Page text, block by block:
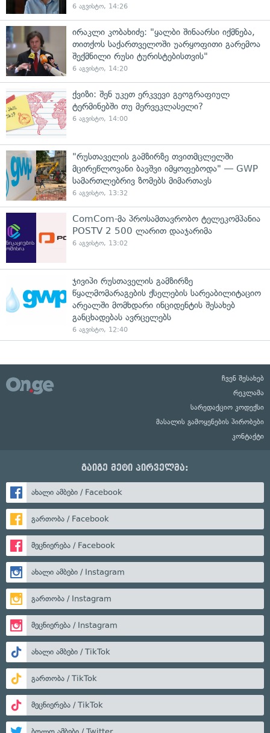
6 აგვისტო, 14:26
ირაკლი კობახიძე: "ყალბი შინაარსი იქმნება,
თითქოს საქართველოში უარყოფითი გარემოა
შექმნილი რუსი ტურისტებისთვის"
6 აგვისტო, 14:20
ქვიზი: შენ უკეთ ერკვევი გეოგრაფიულ
ტერმინებში თუ მერვეკლასელი?
6 აგვისტო, 14:00
"რუსთაველის გამზირზე თვითმცლელში
მცირეწლოვანი ბავშვი იმყოფებოდა" — GWP
სამართლებრივ ზომებს მიმართავს
6 აგვისტო, 13:32
ComCom-მა პროსამთავრობო ტელეკომპანია
POSTV 2 500 ლარით დააჯარიმა
6 აგვისტო, 13:02
ჯივიპი რუსთაველის გამზირზე
წყალმომარაგების ქსელების სარეაბილიტაციო
არეალში მომხდარი ინციდენტის შესახებ
განცხადებას ავრცელებს
6 აგვისტო, 12:40
ჩვენ შესახებ
რეკლამა
სარედაქციო კოდექსი
მასალის გამოყენების პირობები
კონტაქტი
გაიგე მეტი პირველმა:
ახალი ამბები / Facebook
გართობა / Facebook
მეცნიერება / Facebook
ახალი ამბები / Instagram
გართობა / Instagram
მეცნიერება / Instagram
ახალი ამბები / TikTok
გართობა / TikTok
მეცნიერება / TikTok